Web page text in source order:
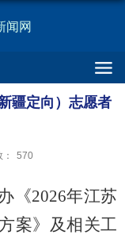
闻网
疆定向）志愿者
570
《2026年江苏
案》及相关工